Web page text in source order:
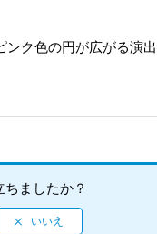
ク色の円が広がる演出
ましたか？